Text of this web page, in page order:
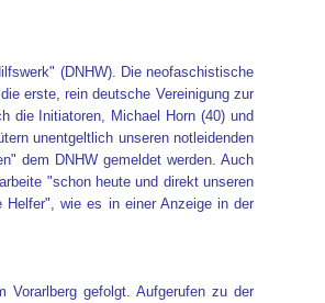
(DNHW). Die neofaschistische
erste, rein deutsche Vereinigung zur
die Initiatoren, Michael Horn (40) und
unentgeltlich unseren notleidenden
dem DNHW gemeldet werden. Auch
"schon heute und direkt unseren
Helfer", wie es in einer Anzeige in der
Vorarlberg gefolgt. Aufgerufen zu der